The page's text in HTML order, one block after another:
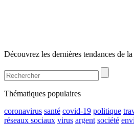
Découvrez les dernières tendances de
Thématiques populaires
coronavirus santé covid-19 politique
réseaux sociaux virus argent société